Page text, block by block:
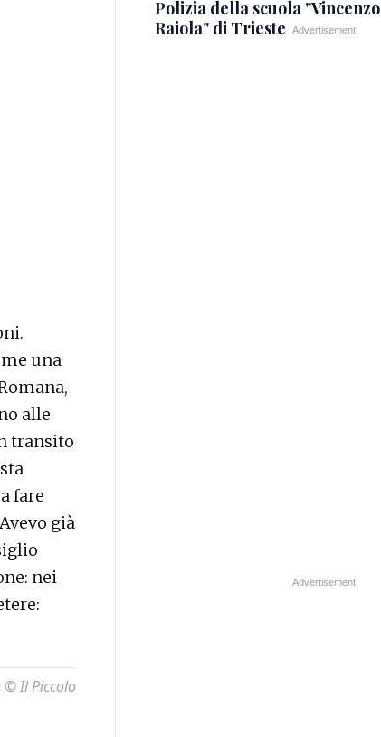
una
alle
transito
fare
già
nei
© Il Piccolo
Polizia della scuola "Vincenzo
Raiola" di Trieste